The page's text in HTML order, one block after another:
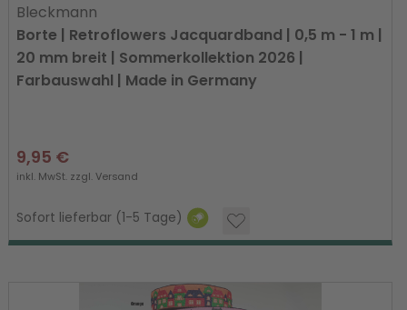
Bleckmann
Borte | Retroflowers Jacquardband | 0,5 m - 1 m |
20 mm breit | Sommerkollektion 2026 |
Farbauswahl | Made in Germany
9,95 €
inkl. MwSt. zzgl.Versand
Sofort lieferbar (1-5 Tage)